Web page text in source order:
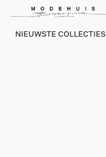
NIEUWSTE COLLECTIES